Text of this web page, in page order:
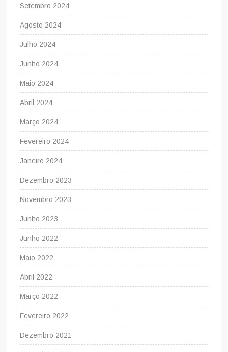
Setembro 2024
Agosto 2024
Julho 2024
Junho 2024
Maio 2024
Abril 2024
Março 2024
Fevereiro 2024
Janeiro 2024
Dezembro 2023
Novembro 2023
Junho 2023
Junho 2022
Maio 2022
Abril 2022
Março 2022
Fevereiro 2022
Dezembro 2021